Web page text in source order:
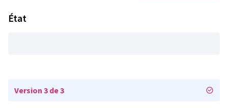
État
Version 3 de 3